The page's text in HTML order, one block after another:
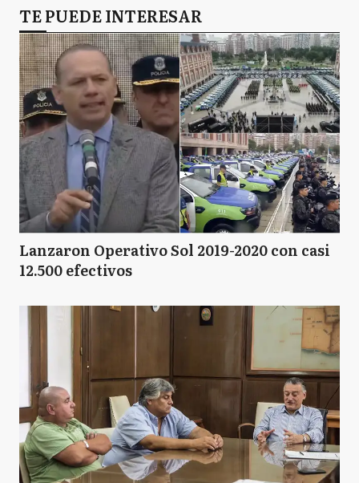
TE PUEDE INTERESAR
Lanzaron Operativo Sol 2019-2020 con casi
12.500 efectivos